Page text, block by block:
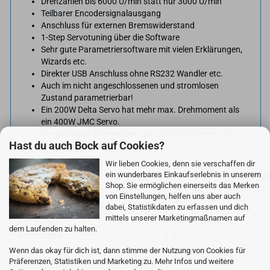
Hast du auch Bock auf Cookies?
Wir lieben Cookies, denn sie verschaffen dir
ein wunderbares Einkaufserlebnis in unserem
Shop. Sie ermöglichen einerseits das Merken
von Einstellungen, helfen uns aber auch
dabei, Statistikdaten zu erfassen und dich
mittels unserer Marketingmaßnamen auf
dem Laufenden zu halten.
Wenn das okay für dich ist, dann stimme der Nutzung von Cookies für
Präferenzen, Statistiken und Marketing zu. Mehr Infos und weitere
Teilbarer Encodersignalausgang
Anschluss für externen Bremswiderstand
1-Step Servotuning über die Software
Sehr gute Parametriersoftware mit vielen Erklärungen,
Wizards etc.
Direkter USB Anschluss ohne RS232 Wandler etc.
Auch im nicht angeschlossenen und stromlosen
Zustand parametrierbar!
Ein 200W Delta Servo hat mehr max. Drehmoment als
ein 400W JMC Servo.
doppelt zu hoch:
Leistung Nenn (Nm)
Spitze/Max
200 W JMC
0,65
200 W Delta
0,64
400 W JMC
1,27
660 W JMC
2,00